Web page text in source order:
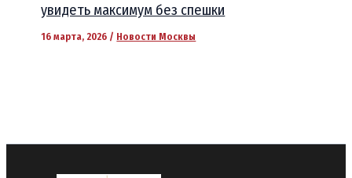
увидеть максимум без спешки
16 марта, 2026 / Новости Москвы